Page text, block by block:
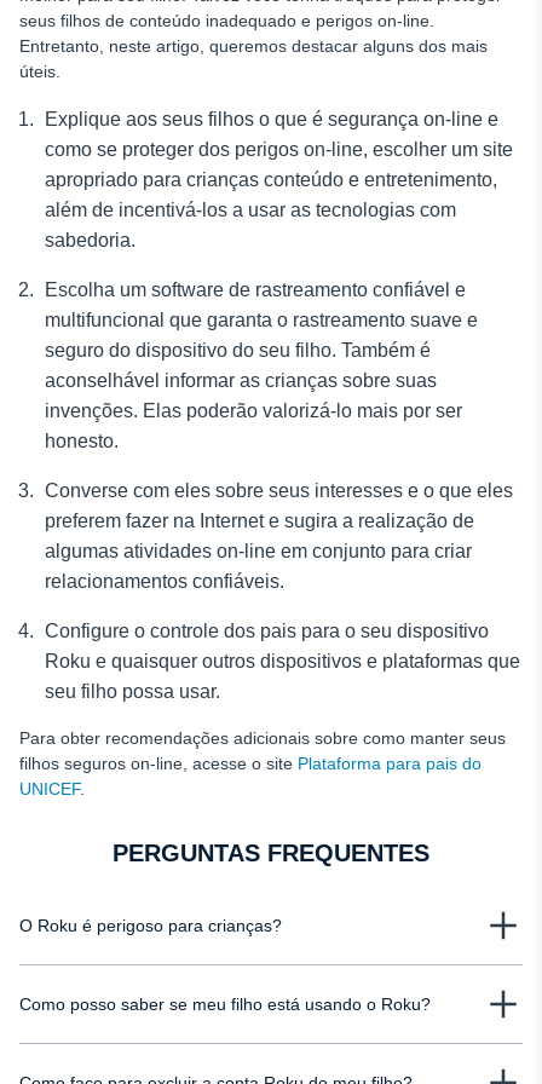
seus filhos de conteúdo inadequado e perigos on-line.
Entretanto, neste artigo, queremos destacar alguns dos mais
úteis.
Explique aos seus filhos o que é segurança on-line e
como se proteger dos perigos on-line, escolher um site
apropriado para crianças conteúdo e entretenimento,
além de incentivá-los a usar as tecnologias com
sabedoria.
Escolha um software de rastreamento confiável e
multifuncional que garanta o rastreamento suave e
seguro do dispositivo do seu filho. Também é
aconselhável informar as crianças sobre suas
invenções. Elas poderão valorizá-lo mais por ser
honesto.
Converse com eles sobre seus interesses e o que eles
preferem fazer na Internet e sugira a realização de
algumas atividades on-line em conjunto para criar
relacionamentos confiáveis.
Configure o controle dos pais para o seu dispositivo
Roku e quaisquer outros dispositivos e plataformas que
seu filho possa usar.
Para obter recomendações adicionais sobre como manter seus
filhos seguros on-line, acesse o site Plataforma para pais do
UNICEF.
PERGUNTAS FREQUENTES
O Roku é perigoso para crianças?
dispositivo de streaming, seu filho pode encontrar acidentalmente conteúdo
Como posso saber se meu filho está usando o Roku?